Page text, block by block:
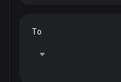
To